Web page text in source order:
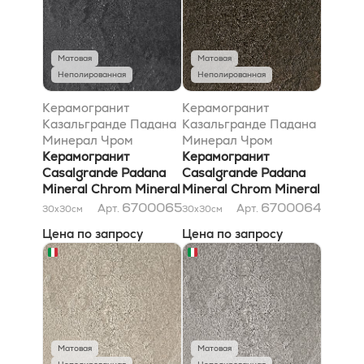
Матовая
Неполированная
Керамогранит
Казальгранде Падана
Минерал Чром
Минерал Блэк 30x30
Керамогранит
Casalgrande Padana
Mineral Chrom Mineral
Black 30x30
30x30см Арт. 6700065
Цена по запросу
Матовая
Неполированная
Керамогранит
Казальгранде Падана
Минерал Чром
Минерал Браун 30x30
Керамогранит
Casalgrande Padana
Mineral Chrom Mineral
Brown 30x30
30x30см Арт. 6700064
Цена по запросу
Матовая
Матовая